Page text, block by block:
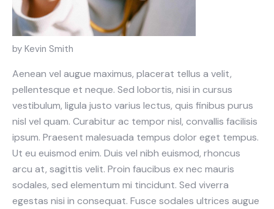
by Kevin Smith
Aenean vel augue maximus, placerat tellus a velit,
pellentesque et neque. Sed lobortis, nisi in cursus
vestibulum, ligula justo varius lectus, quis finibus purus
nisl vel quam. Curabitur ac tempor nisl, convallis facilisis
ipsum. Praesent malesuada tempus dolor eget tempus.
Ut eu euismod enim. Duis vel nibh euismod, rhoncus
arcu at, sagittis velit. Proin faucibus ex nec mauris
sodales, sed elementum mi tincidunt. Sed viverra
egestas nisi in consequat. Fusce sodales ultrices augue